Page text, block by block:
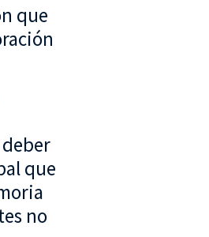
que
que
no